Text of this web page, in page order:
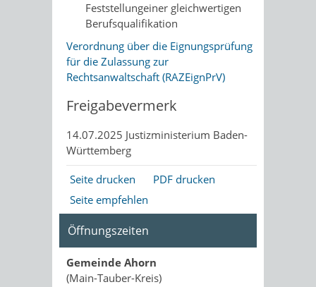
Feststellungeiner gleichwertigen
Berufsqualifikation
Verordnung über die Eignungsprüfung
für die Zulassung zur
Rechtsanwaltschaft (RAZEignPrV)
Freigabevermerk
14.07.2025 Justizministerium Baden-
Württemberg
Seite drucken
PDF drucken
Seite empfehlen
Öffnungszeiten
Gemeinde Ahorn
(Main-Tauber-Kreis)